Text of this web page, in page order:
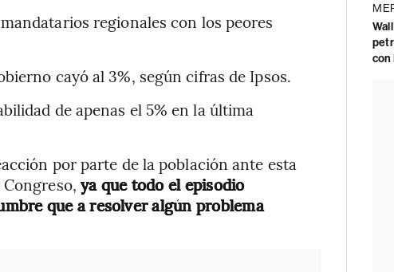
regionales con los peores
cayó al 3%, según cifras de Ipsos.
de apenas el 5% en la última
por parte de la población ante esta
ya que todo el episodio
que a resolver algún problema
con